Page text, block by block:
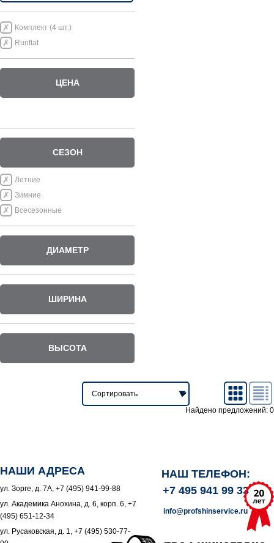
Комплект (4 шт.)
Runflat
ЦЕНА
СЕЗОН
Летние
Зимние
Всесезонные
ДИАМЕТР
ШИРИНА
ВЫСОТА
Найдено предложений: 0
НАШИ АДРЕСА
ул. Зорге, д. 7А, +7 (495) 941-99-88
ул. Академика Анохина, д. 6, корп. 6, +7
(495) 651-12-34
ул. Русаковская, д. 1, +7 (495) 530-77-
НАШ ТЕЛЕФОН:
+7 495 941 99 33
info@profshinservice.ru